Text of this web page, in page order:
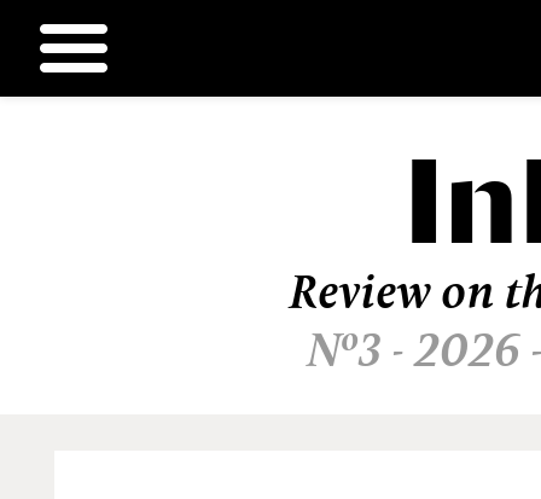
Review on
Nº3 - 2026